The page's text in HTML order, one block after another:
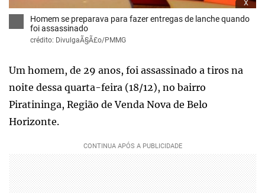
Homem se preparava para fazer entregas de lanche quando
foi assassinado
crédito: DivulgaÃ§Ã£o/PMMG
Um homem, de 29 anos, foi assassinado a tiros na
noite dessa quarta-feira (18/12), no bairro
Piratininga, Região de Venda Nova de Belo
Horizonte.